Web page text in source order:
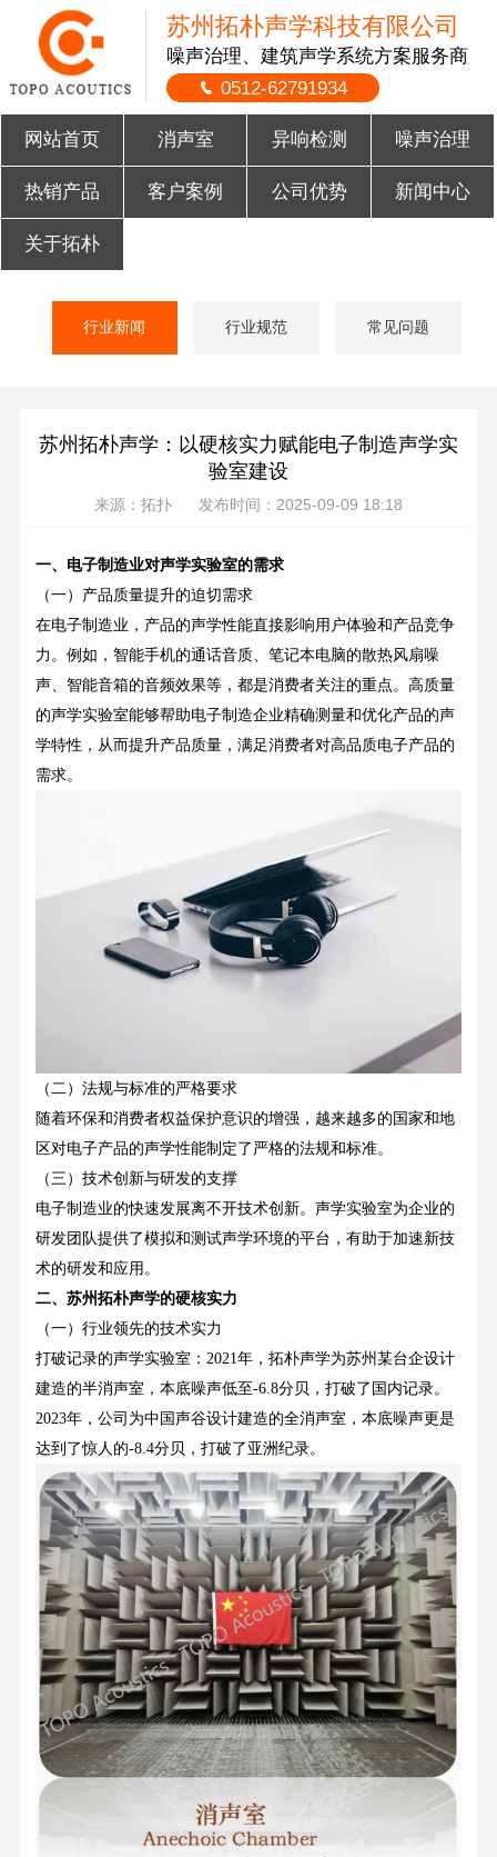
苏州拓朴声学科技有限公司
噪声治理、建筑声学系统方案服务商
0512-62791934
网站首页 消声室 异响检测 噪声治理
热销产品 客户案例 公司优势 新闻中心
关于拓朴
行业新闻 行业规范 常见问题
苏州拓朴声学：以硬核实力赋能电子制造声学实
验室建设
来源：拓扑 发布时间：2025-09-09 18:18
一、电子制造业对声学实验室的需求
（一）产品质量提升的迫切需求
在电子制造业，产品的声学性能直接影响用户体验和产品竞争
力。例如，智能手机的通话音质、笔记本电脑的散热风扇噪
声、智能音箱的音频效果等，都是消费者关注的重点。高质量
的声学实验室能够帮助电子制造企业精确测量和优化产品的声
学特性，从而提升产品质量，满足消费者对高品质电子产品的
需求。
（二）法规与标准的严格要求
随着环保和消费者权益保护意识的增强，越来越多的国家和地
区对电子产品的声学性能制定了严格的法规和标准。
（三）技术创新与研发的支撑
电子制造业的快速发展离不开技术创新。声学实验室为企业的
研发团队提供了模拟和测试声学环境的平台，有助于加速新技
术的研发和应用。
二、苏州拓朴声学的硬核实力
（一）行业领先的技术实力
打破记录的声学实验室： 2021年，拓朴声学为苏州某台企设计
建造的半消声室，本底噪声低至-6.8分贝，打破了国内记录。
2023年，公司为中国声谷设计建造的全消声室，本底噪声更是
达到了惊人的-8.4分贝，打破了亚洲纪录。